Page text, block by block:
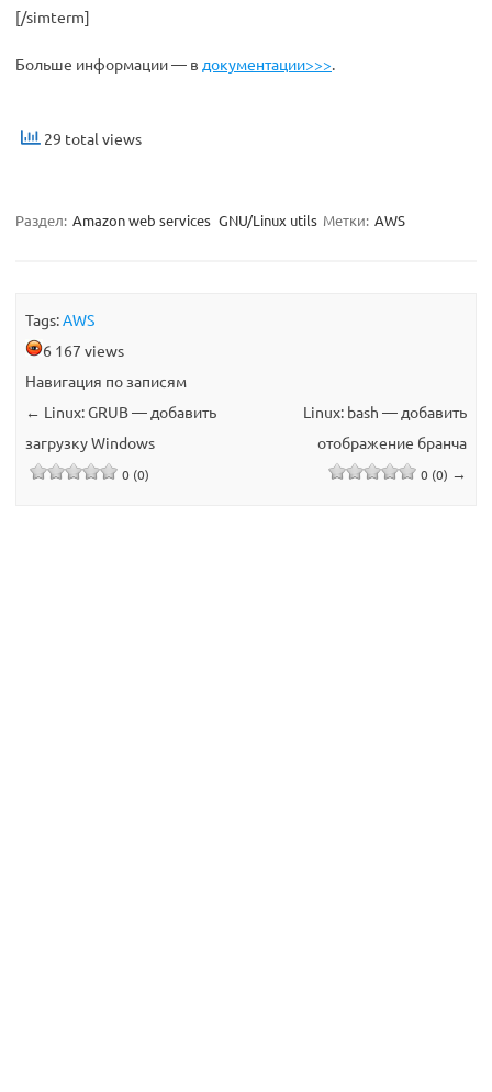
[/simterm]
Больше информации — в документации>>>.
29 total views
Раздел: Amazon web services GNU/Linux utils Метки: AWS
Tags:AWS
6 167 views
Навигация по записям
← Linux: GRUB — добавить
загрузку Windows
0 (0)
Linux: bash — добавить
отображение бранча
0 (0) →